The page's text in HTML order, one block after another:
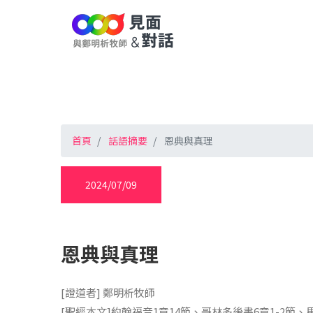
首頁 話語摘要 恩典與真理
2024/07/09
恩典與真理
[證道者] 鄭明析牧師